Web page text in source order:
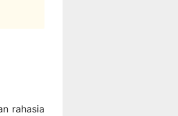
rahasia